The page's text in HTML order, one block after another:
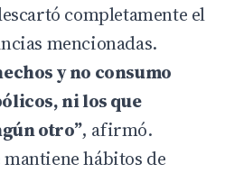
completamente el
mencionadas.
y no consumo
ni los que
otro”, afirmó.
hábitos de